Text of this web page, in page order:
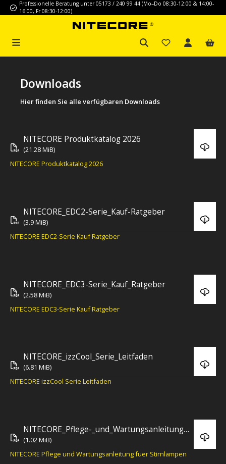
Zum Hauptinhalt springen
Professionelle Beratung unter 05173 / 240 99 44 (Mo–Do 08:30-12:00 & 14:00-
16:00, Fr 08:30-12:00)
Downloads
Hier finden Sie alle verfügbaren Downloads
NITECORE Produktkatalog 2026
(21.28 MiB)
NITECORE Produktkatalog 2026
NITECORE_EDC2-Serie_Kauf-Ratgeber
(3.9 MiB)
NITECORE EDC2-Serie Kauf Ratgeber
NITECORE_EDC3-Serie_Kauf_Ratgeber
(2.58 MiB)
NITECORE EDC3-Serie Kauf Ratgeber
NITECORE_izzCool_Serie_Leitfaden
(6.81 MiB)
NITECORE izzCool Serie Leitfaden
NITECORE_Pflege-_und_Wartungsanleitung_fuer_Stirnlampen
(1.02 MiB)
NITECORE Pflege und Wartungsanleitung fuer Stirnlampen